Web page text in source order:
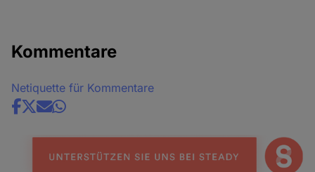
Kommentare
Netiquette für Kommentare
Share
news